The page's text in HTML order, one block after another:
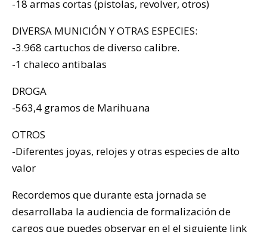
-18 armas cortas (pistolas, revolver, otros)
DIVERSA MUNICIÓN Y OTRAS ESPECIES:
-3.968 cartuchos de diverso calibre.
-1 chaleco antibalas
DROGA
-563,4 gramos de Marihuana
OTROS
-Diferentes joyas, relojes y otras especies de alto
valor
Recordemos que durante esta jornada se
desarrollaba la audiencia de formalización de
cargos que puedes observar en el el siguiente link